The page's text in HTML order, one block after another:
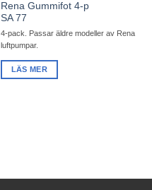
Rena Gummifot 4-p
SA 77
4-pack. Passar äldre modeller av Rena
luftpumpar.
LÄS MER